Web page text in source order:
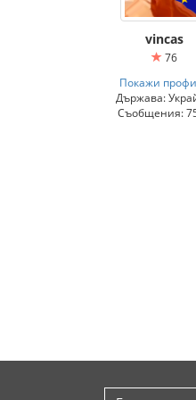
vincas
76
Покажи
Държава:
Съобщения: